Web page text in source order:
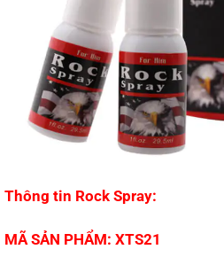
Thông tin Rock Spray:
MÃ SẢN PHẨM: XTS21